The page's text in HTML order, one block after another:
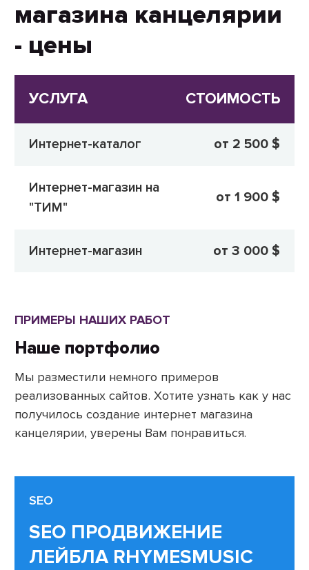
магазина канцелярии
- цены
УСЛУГА СТОИМОСТЬ
Интернет-каталог от 2 500 $
Интернет-магазин на
"ТИМ"
от 1 900 $
Интернет-магазин от 3 000 $
ПРИМЕРЫ НАШИХ РАБОТ
Наше портфолио
Мы разместили немного примеров
реализованных сайтов. Хотите узнать как у нас
получилось создание интернет магазина
канцелярии, уверены Вам понравиться.
SEO
SEO ПРОДВИЖЕНИЕ
ЛЕЙБЛА RHYMESMUSIC